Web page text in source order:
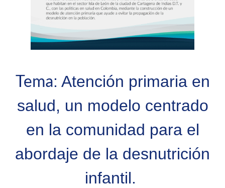
Tema: Atención primaria en
salud, un modelo centrado
en la comunidad para el
abordaje de la desnutrición
infantil.